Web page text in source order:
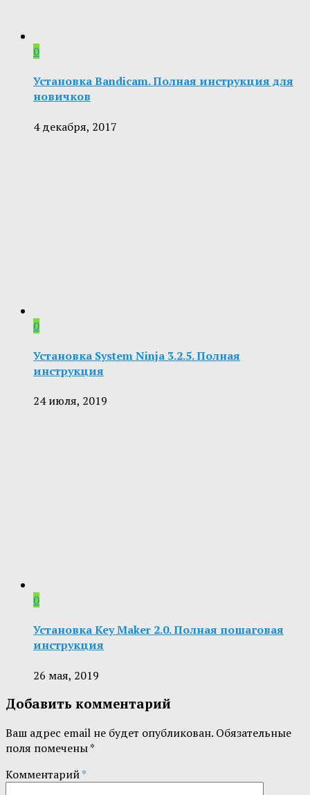
0
Установка Bandicam. Полная инструкция для
новичков
4 декабря, 2017
0
Установка System Ninja 3.2.5. Полная
инструкция
24 июля, 2019
0
Установка Key Maker 2.0. Полная пошаговая
инструкция
26 мая, 2019
Добавить комментарий
Ваш адрес email не будет опубликован. Обязательные
поля помечены*
Комментарий*